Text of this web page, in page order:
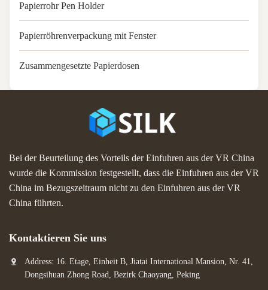
Papierrohr Pen Holder
Papierröhrenverpackung mit Fenster
Zusammengesetzte Papierdosen
Bei der Beurteilung des Vorteils der Einfuhren aus der VR China
wurde die Kommission festgestellt, dass die Einfuhren aus der VR
China im Bezugszeitraum nicht zu den Einfuhren aus der VR
China führten.
Kontaktieren Sie uns
Address: 16. Etage, Einheit B, Jiatai International Mansion, Nr. 41,
Dongsihuan Zhong Road, Bezirk Chaoyang, Peking